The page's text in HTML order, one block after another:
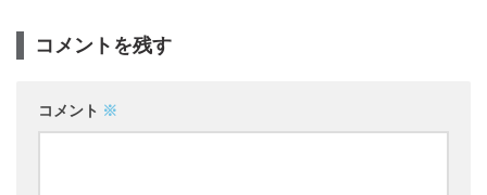
コメントを残す
コメント ※